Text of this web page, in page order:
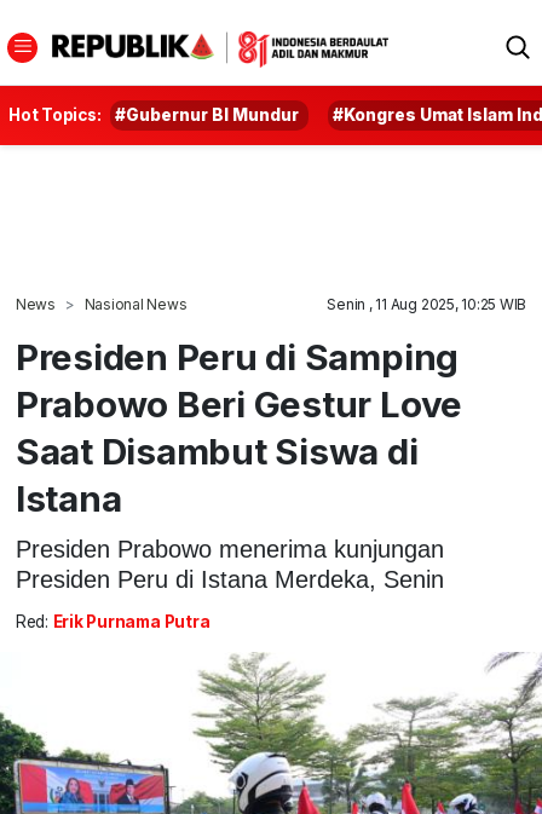
Hot Topics: #Gubernur BI Mundur #Kongres Umat Islam
News Nasional News Senin , 11 Aug 2025, 10:25 WIB
Presiden Peru di Samping
Prabowo Beri Gestur Love
Saat Disambut Siswa di
Istana
Presiden Prabowo menerima kunjungan
Presiden Peru di Istana Merdeka, Senin
Red: Erik Purnama Putra